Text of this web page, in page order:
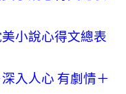
小說心得文總表
入人心 有劇情＋